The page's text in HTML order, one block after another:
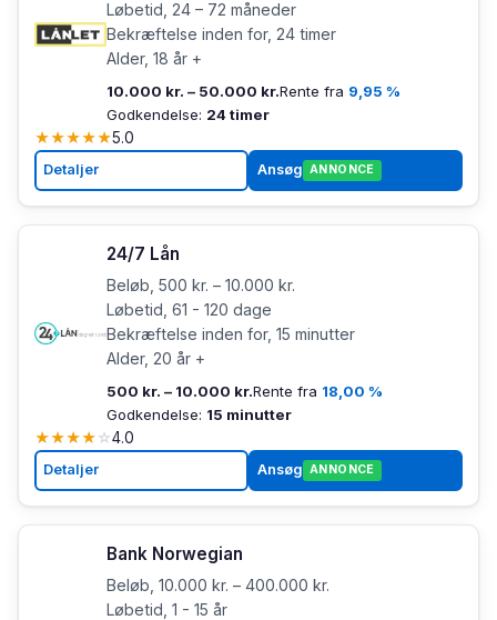
Løbetid, 24 – 72 måneder
Bekræftelse inden for, 24 timer
Alder, 18 år +
10.000 kr. – 50.000 kr.Rente fra 9,95 %
Godkendelse: 24 timer
★★★★★5.0
Detaljer Ansøg ANNONCE
24/7 Lån
Beløb, 500 kr. – 10.000 kr.
Løbetid, 61 - 120 dage
Bekræftelse inden for, 15 minutter
Alder, 20 år +
500 kr. – 10.000 kr.Rente fra 18,00 %
Godkendelse: 15 minutter
★★★★☆4.0
Detaljer Ansøg ANNONCE
Bank Norwegian
Beløb, 10.000 kr. – 400.000 kr.
Løbetid, 1 - 15 år